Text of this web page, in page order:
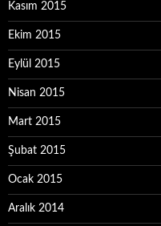
Kasım 2015
Ekim 2015
Eylül 2015
Nisan 2015
Mart 2015
Şubat 2015
Ocak 2015
Aralık 2014